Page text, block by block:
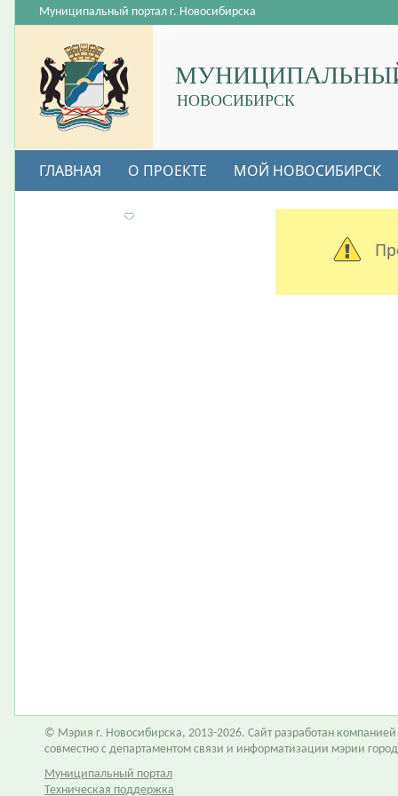
НОВОСИБИРСК
Муниципальный портал г. Новосибирска
ГЛАВНАЯ О ПРОЕКТЕ МОЙ НОВОСИБИРСК
© Мэрия г. Новосибирска, 2013-2026. Сайт разработан компанией
совместно с департаментом связи и информатизации мэрии
Муниципальный портал
Техническая поддержка